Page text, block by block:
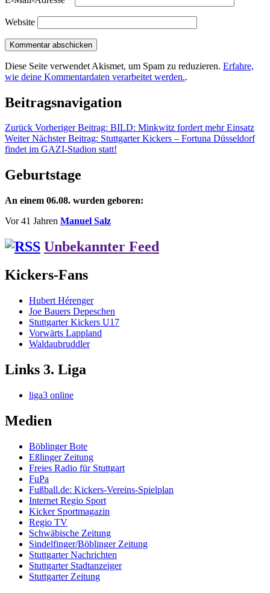
Website
Diese Seite verwendet Akismet, um Spam zu reduzieren. Erfahre,
wie deine Kommentardaten verarbeitet werden..
Beitragsnavigation
Zurück Vorheriger Beitrag: BILD: Minkwitz fordert mehr Einsatz
Weiter Nächster Beitrag: Stuttgarter Kickers – Fortuna Düsseldorf
findet im GAZI-Stadion statt!
Geburtstage
An einem 06.08. wurden geboren:
Vor 41 Jahren Manuel Salz
Unbekannter Feed
Kickers-Fans
Hubert Hérenger
Joe Bauers Depeschen
Stuttgarter Kickers U17
Vorwärts Lappland
Waldaubruddler
Links 3. Liga
liga3 online
Medien
Böblinger Bote
Eßlinger Zeitung
Freies Radio für Stuttgart
FuPa
Fußball.de: Kickers-Vereins-Spielplan
Internet Regio Sport
Kicker Sportmagazin
Regio TV
Schwäbische Zeitung
Sindelfinger/Böblinger Zeitung
Stuttgarter Nachrichten
Stuttgarter Stadtanzeiger
Stuttgarter Zeitung